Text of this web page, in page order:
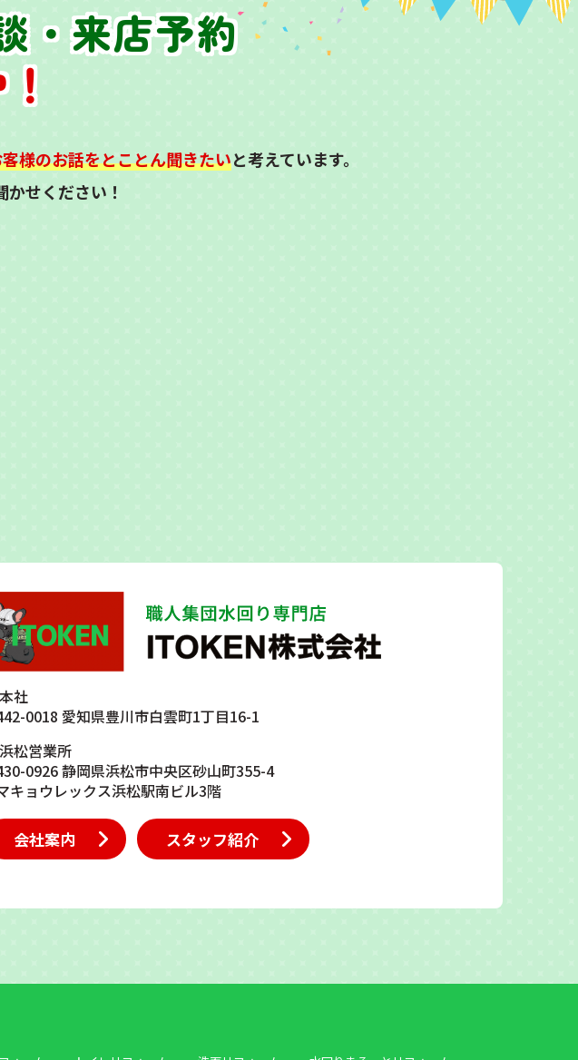
・来店予約
様のお話をとことん聞きたいと考えています。
せください！
社
0018 愛知県豊川市白雲町1丁目16-1
松営業所
0926 静岡県浜松市中央区砂山町355-4
キョウレックス浜松駅南ビル3階
会社案内 スタッフ紹介